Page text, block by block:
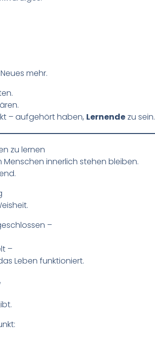
mehr.
– aufgehört haben, Lernende zu sein.
zu lernen
innerlich stehen bleiben.
–
–
Leben funktioniert.